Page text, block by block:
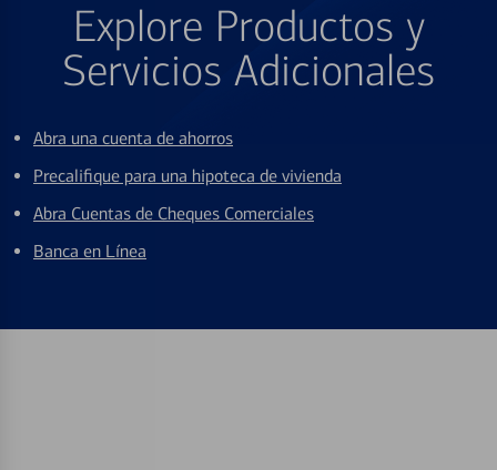
Explore Productos y
Servicios Adicionales
Abra una cuenta de ahorros
Precalifique para una hipoteca de vivienda
Abra Cuentas de Cheques Comerciales
Banca en Línea